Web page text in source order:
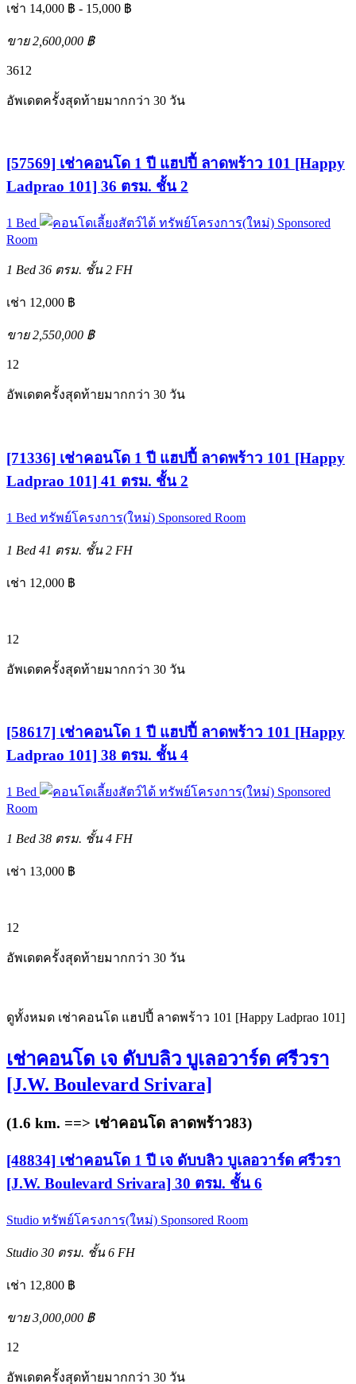
เช่า 14,000 ฿ - 15,000 ฿
ขาย 2,600,000 ฿
3612
อัพเดตครั้งสุดท้ายมากกว่า 30 วัน
[57569] เช่าคอนโด 1 ปี แฮปปี้ ลาดพร้าว 101 [Happy
Ladprao 101] 36 ตรม. ชั้น 2
1 Bed ทรัพย์โครงการ(ใหม่) Sponsored
Room
1 Bed 36 ตรม. ชั้น 2 FH
เช่า 12,000 ฿
ขาย 2,550,000 ฿
12
อัพเดตครั้งสุดท้ายมากกว่า 30 วัน
[71336] เช่าคอนโด 1 ปี แฮปปี้ ลาดพร้าว 101 [Happy
Ladprao 101] 41 ตรม. ชั้น 2
1 Bed ทรัพย์โครงการ(ใหม่) Sponsored Room
1 Bed 41 ตรม. ชั้น 2 FH
เช่า 12,000 ฿
12
อัพเดตครั้งสุดท้ายมากกว่า 30 วัน
[58617] เช่าคอนโด 1 ปี แฮปปี้ ลาดพร้าว 101 [Happy
Ladprao 101] 38 ตรม. ชั้น 4
1 Bed ทรัพย์โครงการ(ใหม่) Sponsored
Room
1 Bed 38 ตรม. ชั้น 4 FH
เช่า 13,000 ฿
12
อัพเดตครั้งสุดท้ายมากกว่า 30 วัน
ดูทั้งหมด เช่าคอนโด แฮปปี้ ลาดพร้าว 101 [Happy Ladprao 101]
เช่าคอนโด เจ ดับบลิว บูเลอวาร์ด ศรีวรา
[J.W. Boulevard Srivara]
(1.6 km. ==> เช่าคอนโด ลาดพร้าว83)
[48834] เช่าคอนโด 1 ปี เจ ดับบลิว บูเลอวาร์ด ศรีวรา
[J.W. Boulevard Srivara] 30 ตรม. ชั้น 6
Studio ทรัพย์โครงการ(ใหม่) Sponsored Room
Studio 30 ตรม. ชั้น 6 FH
เช่า 12,800 ฿
ขาย 3,000,000 ฿
12
อัพเดตครั้งสุดท้ายมากกว่า 30 วัน